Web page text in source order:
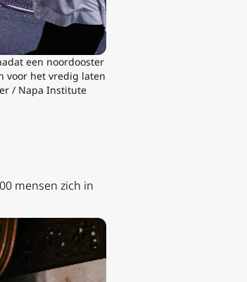
een noordooster
voor het vredig laten
/ Napa Institute
mensen zich in